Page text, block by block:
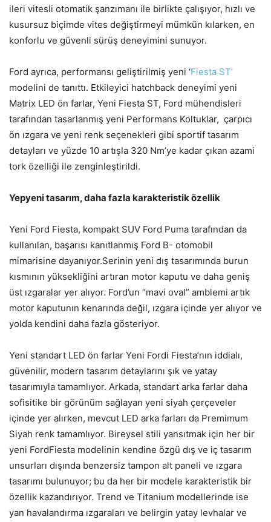
ileri vitesli otomatik şanzımanı ile birlikte çalışıyor, hızlı ve
kusursuz biçimde vites değiştirmeyi mümkün kılarken, en
konforlu ve güvenli sürüş deneyimini sunuyor.
Ford ayrıca, performansı geliştirilmiş yeni ‘Fiesta ST’
modelini de tanıttı. Etkileyici hatchback deneyimi yeni
Matrix LED ön farlar, Yeni Fiesta ST, Ford mühendisleri
tarafından tasarlanmış yeni Performans Koltuklar, çarpıcı
ön ızgara ve yeni renk seçenekleri gibi sportif tasarım
detayları ve yüzde 10 artışla 320 Nm’ye kadar çıkan azami
tork özelliği ile zenginleştirildi.
Yepyeni tasarım, daha fazla karakteristik özellik
Yeni Ford Fiesta, kompakt SUV Ford Puma tarafından da
kullanılan, başarısı kanıtlanmış Ford B- otomobil
mimarisine dayanıyor.Serinin yeni dış tasarımında burun
kısmının yüksekliğini artıran motor kaputu ve daha geniş
üst ızgaralar yer alıyor. Ford’un “mavi oval” amblemi artık
motor kaputunın kenarında değil, ızgara içinde yer alıyor ve
yolda kendini daha fazla gösteriyor.
Yeni standart LED ön farlar Yeni Fordi Fiesta’nın iddialı,
güvenilir, modern tasarım detaylarını şık ve yatay
tasarımıyla tamamlıyor. Arkada, standart arka farlar daha
sofisitike bir görünüm sağlayan yeni siyah çerçeveler
içinde yer alırken, mevcut LED arka farları da Premimum
Siyah renk tamamlıyor. Bireysel stili yansıtmak için her bir
yeni FordFiesta modelinin kendine özgü dış ve iç tasarım
unsurları dışında benzersiz tampon alt paneli ve ızgara
tasarımı bulunuyor; bu da her bir modele karakteristik bir
özellik kazandırıyor. Trend ve Titanium modellerinde ise
yan havalandırma ızgaraları ve belirgin yatay levhalar ve